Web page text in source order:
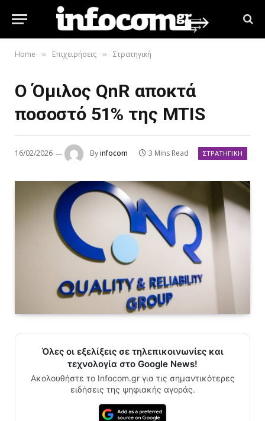
Home » Επιχειρήσεις » Στρατηγική
Ο Όμιλος QnR αποκτά
ποσοστό 51% της MTIS
16/02/2026 Byinfocom 3 Mins Read ΣΤΡΑΤΗΓΙΚΉ
Όλες οι εξελίξεις σε τηλεπικοινωνίες και
τεχνολογία στο Google News!
Ακολουθήστε το Infocom.gr για τις σημαντικότερες
ειδήσεις της ψηφιακής αγοράς.